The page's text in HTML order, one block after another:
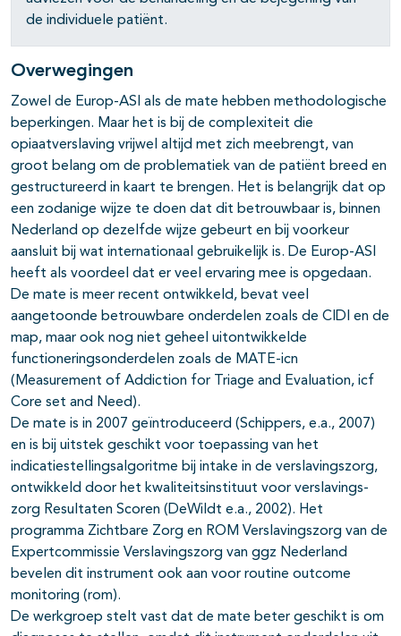
de individuele patiënt.
Overwegingen
Zowel de Europ-ASI als de mate hebben methodologische
beperkingen. Maar het is bij de complexiteit die
opiaatverslaving vrijwel altijd met zich meebrengt, van
groot belang om de problematiek van de patiënt breed en
gestructureerd in kaart te brengen. Het is belangrijk dat op
een zoda­nige wijze te doen dat dit betrouwbaar is, binnen
Nederland op dezelfde wijze gebeurt en bij voorkeur
aansluit bij wat internationaal gebruikelijk is. De Europ-ASI
heeft als voordeel dat er veel ervaring mee is opgedaan.
De mate is meer recent ontwikkeld, bevat veel
aangetoonde betrouwbare onderdelen zoals de CIDI en de
map, maar ook nog niet geheel uitontwik­kelde
functioneringsonderdelen zoals de MATE-icn
(Measurement of Addiction for Triage and Evaluation, icf
Core set and Need).
De mate is in 2007 geïntroduceerd (Schippers, e.a., 2007)
en is bij uitstek geschikt voor toepassing van het
indicatiestellingsalgoritme bij intake in de verslavingszorg,
ontwikkeld door het kwaliteitsinstituut voor verslavings­
zorg Resultaten Scoren (DeWildt e.a., 2002). Het
programma Zichtbare Zorg en ROM Verslavingszorg van de
Expertcommissie Verslavingszorg van ggz Nederland
bevelen dit instrument ook aan voor routine outcome
monitoring (rom).
De werkgroep stelt vast dat de mate beter geschikt is om